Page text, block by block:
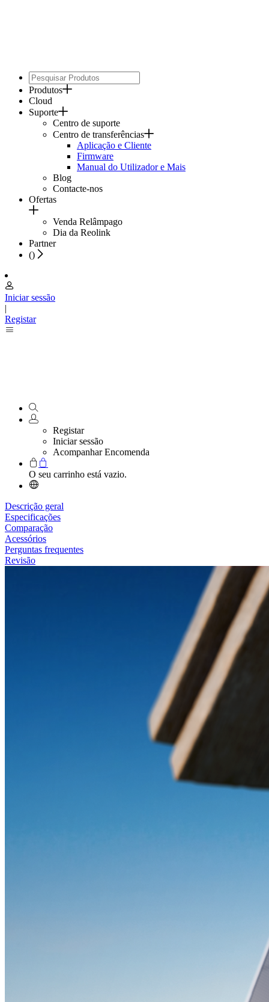
Produtos
Cloud
Suporte
Centro de suporte
Centro de transferências
Aplicação e Cliente
Firmware
Manual do Utilizador e Mais
Blog
Contacte-nos
Ofertas
Venda Relâmpago
Dia da Reolink
Partner
()
Iniciar sessão
|
Registar
Registar
Iniciar sessão
Acompanhar Encomenda
O seu carrinho está vazio.
Descrição geral
Especificações
Comparação
Acessórios
Perguntas frequentes
Revisão